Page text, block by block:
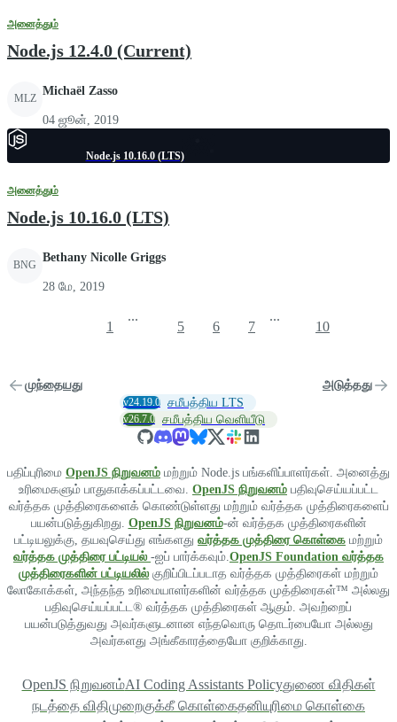
அனைத்தும்
Node.js 12.4.0 (Current)
MLZ
Michaël Zasso
04 ஜூன், 2019
Node.js 10.16.0 (LTS)
அனைத்தும்
Node.js 10.16.0 (LTS)
BNG
Bethany Nicolle Griggs
28 மே, 2019
முந்தையது
1
...
5 6 7
...
10
அடுத்தது
v24.19.0 சமீபத்திய LTS
v26.7.0 சமீபத்திய வெளியீடு
பதிப்புரிமை OpenJS நிறுவனம் மற்றும் Node.js பங்களிப்பாளர்கள். அனைத்து
உரிமைகளும் பாதுகாக்கப்பட்டவை. OpenJS நிறுவனம் பதிவுசெய்யப்பட்ட
வர்த்தக முத்திரைகளைக் கொண்டுள்ளது மற்றும் வர்த்தக முத்திரைகளைப்
பயன்படுத்துகிறது. OpenJS நிறுவனம்-ன் வர்த்தக முத்திரைகளின்
பட்டியலுக்கு, தயவுசெய்து எங்களது வர்த்தக முத்திரை கொள்கை மற்றும்
வர்த்தக முத்திரை பட்டியல் -ஐப் பார்க்கவும். OpenJS Foundation வர்த்தக
முத்திரைகளின் பட்டியலில் குறிப்பிடப்படாத வர்த்தக முத்திரைகள் மற்றும்
லோகோக்கள், அந்தந்த உரிமையாளர்களின் வர்த்தக முத்திரைகள்™ அல்லது
பதிவுசெய்யப்பட்ட® வர்த்தக முத்திரைகள் ஆகும். அவற்றைப்
பயன்படுத்துவது அவர்களுடனான எந்தவொரு தொடர்பையோ அல்லது
அவர்களது அங்கீகாரத்தையோ குறிக்காது.
OpenJS நிறுவனம்AI Coding Assistants Policyதுணை விதிகள்
நடத்தை விதிமுறைகுக்கீ கொள்கைதனியுரிமை கொள்கை